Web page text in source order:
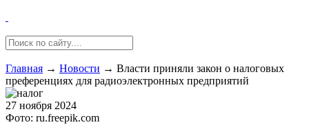
Главная → Новости → Власти приняли закон о налоговых
преференциях для радиоэлектронных предприятий
27 ноября 2024
Фото: ru.freepik.com